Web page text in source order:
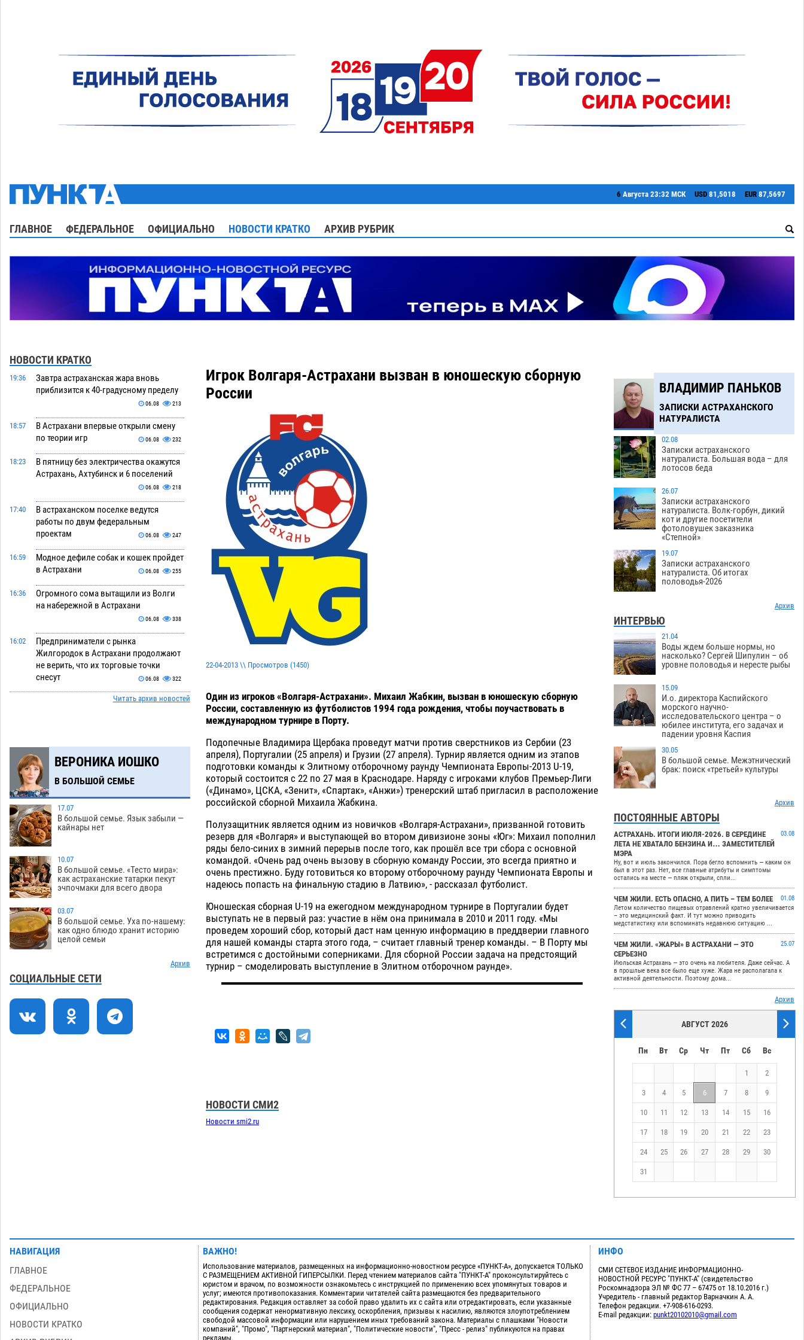
6 Августа 23:32 МСК USD 81,5018 EUR 87,5697
ГЛАВНОЕ ФЕДЕРАЛЬНОЕ ОФИЦИАЛЬНО НОВОСТИ КРАТКО АРХИВ РУБРИК
НОВОСТИ КРАТКО
19:36
Завтра астраханская жара вновь
приблизится к 40-градусному пределу
06.08 213
18:57
В Астрахани впервые открыли смену
по теории игр
06.08 232
18:23
В пятницу без электричества окажутся
Астрахань, Ахтубинск и 6 поселений
06.08 218
17:40
В астраханском поселке ведутся
работы по двум федеральным
проектам
06.08 247
16:59
Модное дефиле собак и кошек пройдет
в Астрахани
06.08 255
16:36
Огромного сома вытащили из Волги
на набережной в Астрахани
06.08 338
16:02
Предприниматели с рынка
Жилгородок в Астрахани продолжают
не верить, что их торговые точки
снесут
06.08 322
Ящерицу из астраханской пустыни
14:35
Буддийские святыни из Астрахани
выставили в музее Пушкина в Москве
13:50
Мэрия Астрахани переводит городские
зеленые зоны на автоматический
полив
06.08 247
13:13
Скончался второй ребенок после
пожара в Астрахани
12:49
Астраханские гандболисты с крупной
победы стартовали на Всероссийской
12:16
В астраханском селе невестка
изрешетила машину свекрови
11:45
Астраханские приставы выдворили 12
Шереметьево
11:08
Как астраханцы назвали своих детей в
июле
Читать архив новостей
ВЕРОНИКА ИОШКО
В БОЛЬШОЙ СЕМЬЕ
17.07
В большой семье. Язык забыли —
кайнары нет
10.07
В большой семье. «Тесто мира»:
как астраханские татарки пекут
эчпочмаки для всего двора
03.07
В большой семье. Уха по-нашему:
как одно блюдо хранит историю
целой семьи
Архив
СОЦИАЛЬНЫЕ СЕТИ
Игрок Волгаря-Астрахани вызван в юношескую сборную
России
22-04-2013 \\ Просмотров (1450)
Один из игроков «Волгаря-Астрахани». Михаил Жабкин, вызван в юношескую сборную
России, составленную из футболистов 1994 года рождения, чтобы поучаствовать в
международном турнире в Порту.
Подопечные Владимира Щербака проведут матчи против сверстников из Сербии (23
апреля), Португалии (25 апреля) и Грузии (27 апреля). Турнир является одним из этапов
подготовки команды к Элитному отборочному раунду Чемпионата Европы-2013 U-19,
который состоится с 22 по 27 мая в Краснодаре. Наряду с игроками клубов Премьер-Лиги
(«Динамо», ЦСКА, «Зенит», «Спартак», «Анжи») тренерский штаб пригласил в расположение
российской сборной Михаила Жабкина.
Полузащитник является одним из новичков «Волгаря-Астрахани», призванной готовить
резерв для «Волгаря» и выступающей во втором дивизионе зоны «Юг»: Михаил пополнил
ряды бело-синих в зимний перерыв после того, как прошёл все три сбора с основной
командой. «Очень рад очень вызову в сборную команду России, это всегда приятно и
очень престижно. Буду готовиться ко второму отборочному раунду Чемпионата Европы и
надеюсь попасть на финальную стадию в Латвию», - рассказал футболист.
Юношеская сборная U-19 на ежегодном международном турнире в Португалии будет
выступать не в первый раз: участие в нём она принимала в 2010 и 2011 году. «Мы
проведем хороший сбор, который даст нам ценную информацию в преддверии главного
для нашей команды старта этого года, – считает главный тренер команды. – В Порту мы
встретимся с достойными соперниками. Для сборной России задача на предстоящий
турнир – смоделировать выступление в Элитном отборочном раунде».
НОВОСТИ СМИ2
Новости smi2.ru
ВЛАДИМИР ПАНЬКОВ
ЗАПИСКИ АСТРАХАНСКОГО
НАТУРАЛИСТА
02.08
Записки астраханского
натуралиста. Большая вода – для
лотосов беда
26.07
Записки астраханского
натуралиста. Волк-горбун, дикий
кот и другие посетители
фотоловушек заказника
«Степной»
19.07
Записки астраханского
натуралиста. Об итогах
половодья-2026
Архив
ИНТЕРВЬЮ
21.04
Воды ждем больше нормы, но
насколько? Сергей Шипулин – об
уровне половодья и нересте рыбы
15.09
И.о. директора Каспийского
морского научно-
исследовательского центра – о
юбилее института, его задачах и
падении уровня Каспия
30.05
В большой семье. Межэтнический
брак: поиск «третьей» культуры
Архив
ПОСТОЯННЫЕ АВТОРЫ
АСТРАХАНЬ. ИТОГИ ИЮЛЯ-2026. В СЕРЕДИНЕ
ЛЕТА НЕ ХВАТАЛО БЕНЗИНА И… ЗАМЕСТИТЕЛЕЙ
МЭРА
03.08
Ну, вот и июль закончился. Пора бегло вспомнить — каким он
был в этот раз. Нет, все главные атрибуты и симптомы
остались на месте — пляж открыли, спли...
ЧЕМ ЖИЛИ. ЕСТЬ ОПАСНО, А ПИТЬ – ТЕМ БОЛЕЕ
01.08
Летом количество пищевых отравлений кратно увеличивается
– это медицинский факт. И тут можно приводить
медстатистику или вспоминать недавнюю ситуацию ...
ЧЕМ ЖИЛИ. «ЖАРЫ» В АСТРАХАНИ — ЭТО
СЕРЬЕЗНО
25.07
Июльская Астрахань — это очень на любителя. Даже сейчас. А
в прошлые века все было еще хуже. Жара не располагала к
активной деятельности. Поэтому дома...
Архив
АВГУСТ 2026
Пн Вт Ср Чт Пт Сб Вс
1 2
3 4 5 6 7 8 9
10 11 12 13 14 15 16
17 18 19 20 21 22 23
24 25 26 27 28 29 30
31
НАВИГАЦИЯ
ГЛАВНОЕ
ФЕДЕРАЛЬНОЕ
ОФИЦИАЛЬНО
НОВОСТИ КРАТКО
ВАЖНО!
Использование материалов, размещенных на информационно-новостном ресурсе «ПУНКТ-А», допускается ТОЛЬКО
С РАЗМЕЩЕНИЕМ АКТИВНОЙ ГИПЕРСЫЛКИ. Перед чтением материалов сайта "ПУНКТ-А" проконсультируйтесь с
юристом и врачом, по возможности ознакомьтесь с инструкцией по применению всех упомянутых товаров и
услуг; имеются противопоказания. Комментарии читателей сайта размещаются без предварительного
редактирования. Редакция оставляет за собой право удалить их с сайта или отредактировать, если указанные
сообщения содержат ненормативную лексику, оскорбления, призывы к насилию, являются злоупотреблением
свободой массовой информации или нарушением иных требований закона. Материалы с плашками "Новости
компаний", "Промо", "Партнерский материал", "Политические новости", "Пресс - релиз" публикуются на правах
рекламы.
ИНФО
СМИ СЕТЕВОЕ ИЗДАНИЕ ИНФОРМАЦИОННО-
НОВОСТНОЙ РЕСУРС "ПУНКТ-А" (свидетельство
Роскомнадзора ЭЛ № ФС 77 – 67475 от 18.10.2016 г.)
Учредитель - главный редактор Варначкин А. А.
Телефон редакции. +7-908-616-0293.
E-mail редакции: punkt20102010@gmail.com